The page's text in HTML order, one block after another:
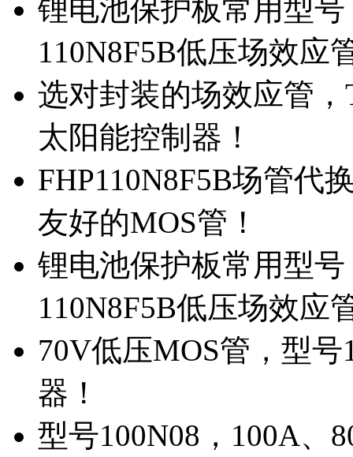
锂电池保护板常用型
110N8F5B低压场效应
选对封装的场效应管
太阳能控制器！
FHP110N8F5B场管代
友好的MOS管！
锂电池保护板常用型
110N8F5B低压场效应
70V低压MOS管，型
器！
型号100N08，100A、